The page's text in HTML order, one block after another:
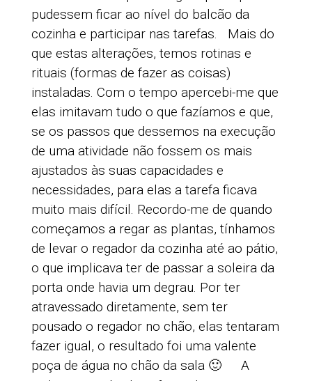
pudessem ficar ao nível do balcão da
cozinha e participar nas tarefas.
Mais do
que estas alterações, temos rotinas e
rituais (formas de fazer as coisas)
instaladas. Com o tempo apercebi-me que
elas imitavam tudo o que fazíamos e que,
se os passos que dessemos na execução
de uma atividade não fossem os mais
ajustados às suas capacidades e
necessidades, para elas a tarefa ficava
muito mais difícil. Recordo-me de quando
começamos a regar as plantas, tínhamos
de levar o regador da cozinha até ao pátio,
o que implicava ter de passar a soleira da
porta onde havia um degrau. Por ter
atravessado diretamente, sem ter
pousado o regador no chão, elas tentaram
fazer igual, o resultado foi uma valente
poça de água no chão da sala 🙂
A